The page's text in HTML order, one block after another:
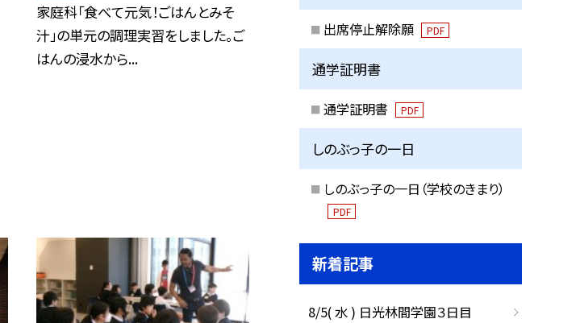
家庭科「食べて元気！ごはんとみそ
汁」の単元の調理実習をしました。ご
はんの浸水から...
出席停止解除願 PDF
通学証明書
通学証明書 PDF
しのぶっ子の一日
しのぶっ子の一日（学校のきまり）
PDF
新着記事
8/5( 水 ) 日光林間学園３日目